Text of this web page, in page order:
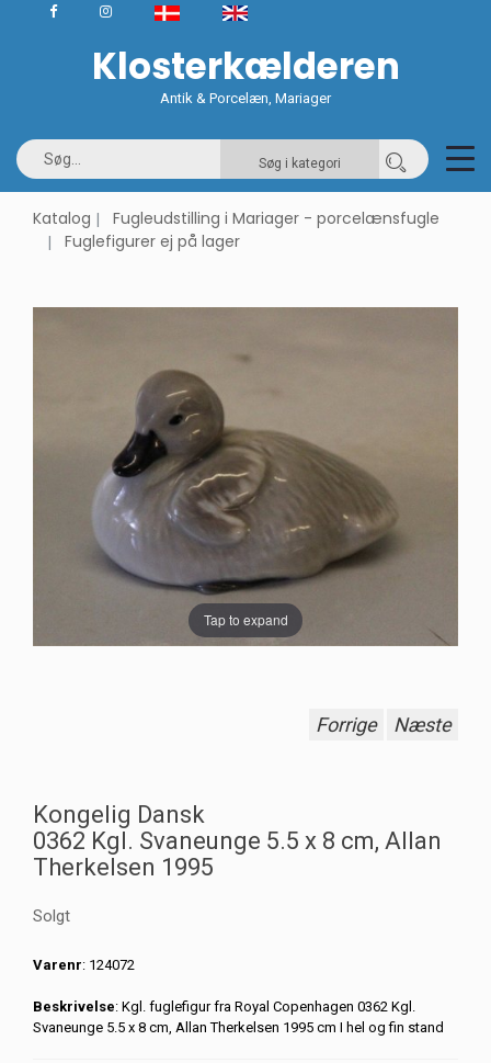
Klosterkælderen
Antik & Porcelæn, Mariager
Søg i kategori
Katalog
Fugleudstilling i Mariager - porcelænsfugle
Fuglefigurer ej på lager
Tap to expand
Forrige Næste
Kongelig Dansk
0362 Kgl. Svaneunge 5.5 x 8 cm, Allan
Therkelsen 1995
Solgt
Varenr: 124072
Beskrivelse: Kgl. fuglefigur fra Royal Copenhagen 0362 Kgl.
Svaneunge 5.5 x 8 cm, Allan Therkelsen 1995 cm I hel og fin stand